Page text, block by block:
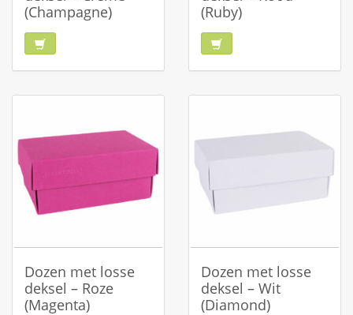
(Champagne)
(Ruby)
Dozen met losse
deksel – Roze
(Magenta)
Dozen met losse
deksel – Wit
(Diamond)